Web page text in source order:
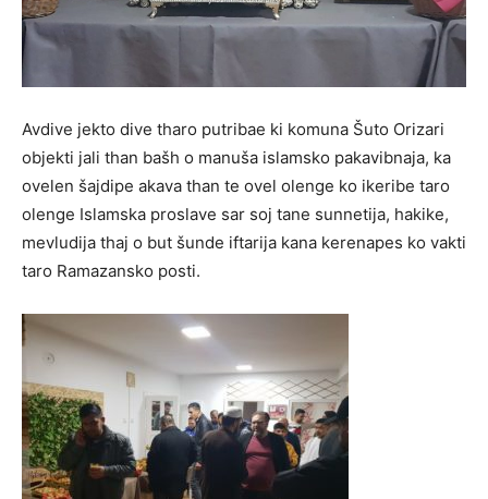
Avdive jekto dive tharo putribae ki komuna Šuto Orizari
objekti jali than bašh o manuša islamsko pakavibnaja, ka
ovelen šajdipe akava than te ovel olenge ko ikeribe taro
olenge Islamska proslave sar soj tane sunnetija, hakike,
mevludija thaj o but šunde iftarija kana kerenapes ko vakti
taro Ramazansko posti.